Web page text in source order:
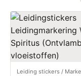
Leiding stickers /